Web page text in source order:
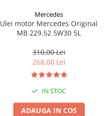
Mercedes
Ulei motor Mercedes Original
MB 229.52 5W30 5L
310,00 Lei
268,00 Lei
IN STOC
ADAUGA IN COS